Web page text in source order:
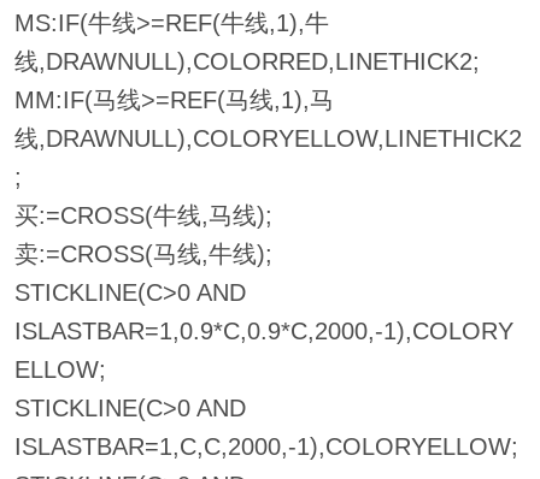
MS:IF(牛线>=REF(牛线,1),牛
线,DRAWNULL),COLORRED,LINETHICK2;
MM:IF(马线>=REF(马线,1),马
线,DRAWNULL),COLORYELLOW,LINETHICK2
;
买:=CROSS(牛线,马线);
卖:=CROSS(马线,牛线);
STICKLINE(C>0 AND
ISLASTBAR=1,0.9*C,0.9*C,2000,-1),COLORY
ELLOW;
STICKLINE(C>0 AND
ISLASTBAR=1,C,C,2000,-1),COLORYELLOW;